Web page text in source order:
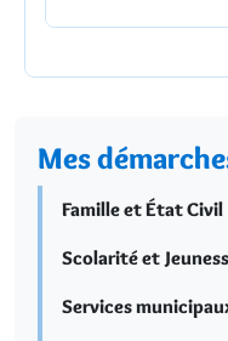
Mes
Famille et État Civil
Scolarité et
Services